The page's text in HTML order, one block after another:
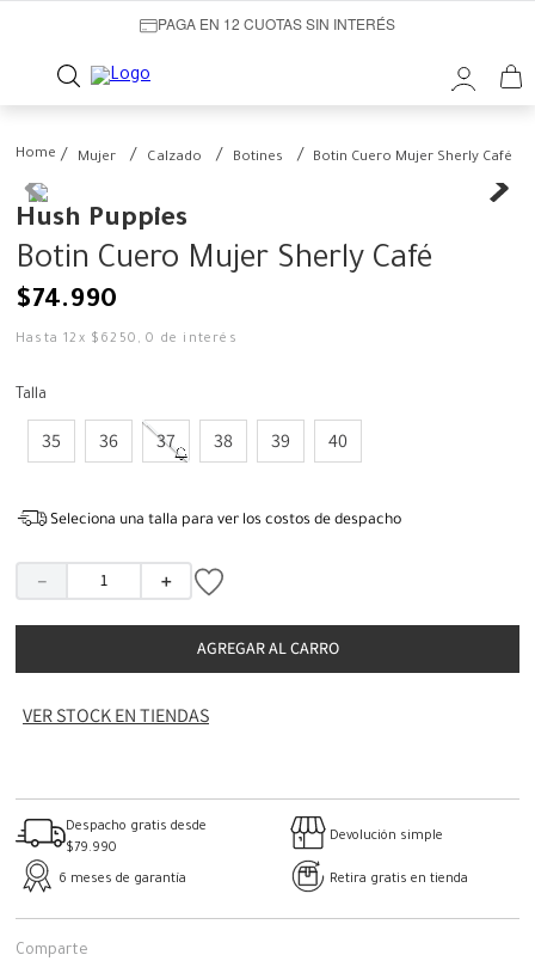
PAGA EN 12 CUOTAS SIN INTERÉS
Mujer Calzado Botines Botin Cuero Mujer Sherly Café
Hush Puppies
Botin Cuero Mujer Sherly Café
$74.990
Hasta12 x $ 6250 ,0 de interés
Talla
35 36 37 38 39 40
Seleciona una talla para ver los costos de despacho
＋
－
AGREGAR AL CARRO
VER STOCK EN TIENDAS
Despacho gratis desde
$79.990
Devolución simple
6 meses de garantía Retira gratis en tienda
Comparte